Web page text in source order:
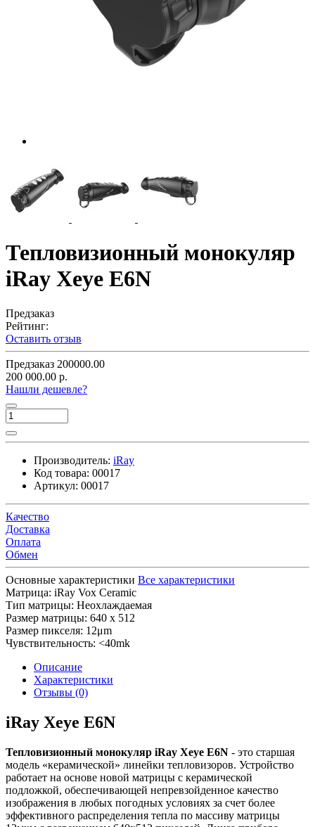
Тепловизионный монокуляр
iRay Xeye E6N
Предзаказ
Рейтинг:
Оставить отзыв
Предзаказ 200000.00
200 000.00 р.
Нашли дешевле?
Производитель: iRay
Код товара: 00017
Артикул: 00017
Качество
Доставка
Оплата
Обмен
Основные характеристики Все характеристики
Матрица: iRay Vox Ceramic
Тип матрицы: Неохлаждаемая
Размер матрицы: 640 x 512
Размер пикселя: 12μm
Чувствительность: <40mk
Описание
Характеристики
Отзывы (0)
iRay Xeye E6N
Тепловизионный монокуляр iRay Xeye E6N - это старшая
модель «керамической» линейки тепловизоров. Устройство
работает на основе новой матрицы с керамической
подложкой, обеспечивающей непревзойденное качество
изображения в любых погодных условиях за счет более
эффективного распределения тепла по массиву матрицы